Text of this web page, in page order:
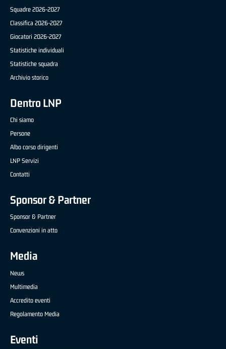
Squadre 2026-2027
Classifica 2026-2027
Giocatori 2026-2027
Statistiche individuali
Statistiche squadra
Archivio storico
Dentro LNP
Chi siamo
Persone
Albo corso dirigenti
LNP Servizi
Contatti
Sponsor & Partner
Sponsor & Partner
Convenzioni in atto
Media
News
Multimedia
Accredito eventi
Regolamento Media
Eventi